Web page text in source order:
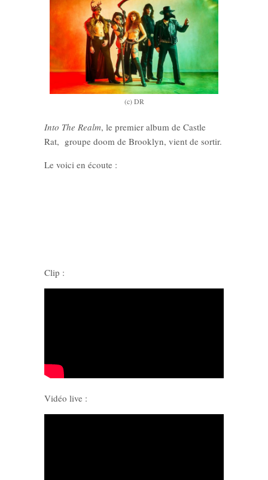
(c) DR
Into The Realm, le premier album de Castle
Rat, groupe doom de Brooklyn, vient de sortir.
Le voici en écoute :
Clip :
Vidéo live :